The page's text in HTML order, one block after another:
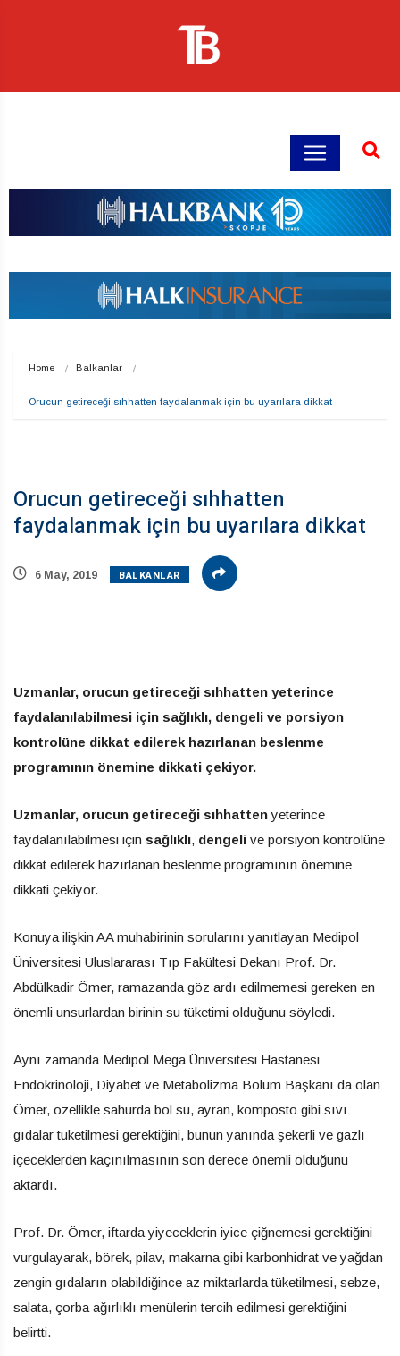
Home Balkanlar
Orucun getireceği sıhhatten faydalanmak için bu uyarılara dikkat
Orucun getireceği sıhhatten
faydalanmak için bu uyarılara dikkat
6 May, 2019 BALKANLAR
Uzmanlar, orucun getireceği sıhhatten yeterince
faydalanılabilmesi için sağlıklı, dengeli ve porsiyon
kontrolüne dikkat edilerek hazırlanan beslenme
programının önemine dikkati çekiyor.
Uzmanlar, orucun getireceği sıhhattenyeterince
faydalanılabilmesi için sağlıklı, dengeli ve porsiyon kontrolüne
dikkat edilerek hazırlanan beslenme programının önemine
dikkati çekiyor.
Konuya ilişkin AA muhabirinin sorularını yanıtlayan Medipol
Üniversitesi Uluslararası Tıp Fakültesi Dekanı Prof. Dr.
Abdülkadir Ömer, ramazanda göz ardı edilmemesi gereken en
önemli unsurlardan birinin su tüketimi olduğunu söyledi.
Aynı zamanda Medipol Mega Üniversitesi Hastanesi
Endokrinoloji, Diyabet ve Metabolizma Bölüm Başkanı da olan
Ömer, özellikle sahurda bol su, ayran, komposto gibi sıvı
gıdalar tüketilmesi gerektiğini, bunun yanında şekerli ve gazlı
içeceklerden kaçınılmasının son derece önemli olduğunu
aktardı.
Prof. Dr. Ömer, iftarda yiyeceklerin iyice çiğnemesi gerektiğini
vurgulayarak, börek, pilav, makarna gibi karbonhidrat ve yağdan
zengin gıdaların olabildiğince az miktarlarda tüketilmesi, sebze,
salata, çorba ağırlıklı menülerin tercih edilmesi gerektiğini
belirtti.